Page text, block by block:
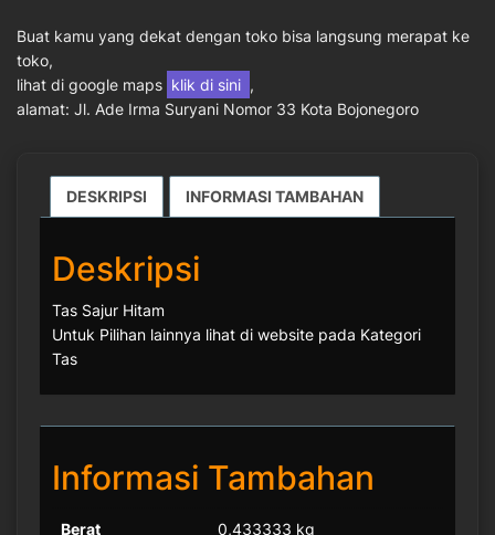
Buat kamu yang dekat dengan toko bisa langsung merapat ke
toko,
lihat di google maps klik di sini ,
alamat: Jl. Ade Irma Suryani Nomor 33 Kota Bojonegoro
DESKRIPSI INFORMASI TAMBAHAN
Deskripsi
Tas Sajur Hitam
Untuk Pilihan lainnya lihat di website pada Kategori
Tas
Informasi Tambahan
Berat 0,433333 kg